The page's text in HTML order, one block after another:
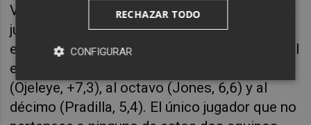
Valencia Basket cuenta con el segundo mejor
jugador de la Liga Endesa en el Más/Menos,
el pívot Matt Costello con un +9,2. Y junto a él
está el cuarto (Montero, +7,7), al quinto
(Ojeleye, +7,3), al octavo (Jones, 6,6) y al
décimo (Pradilla, 5,4). El único jugador que no
RECHAZAR TODO
CONFIGURAR